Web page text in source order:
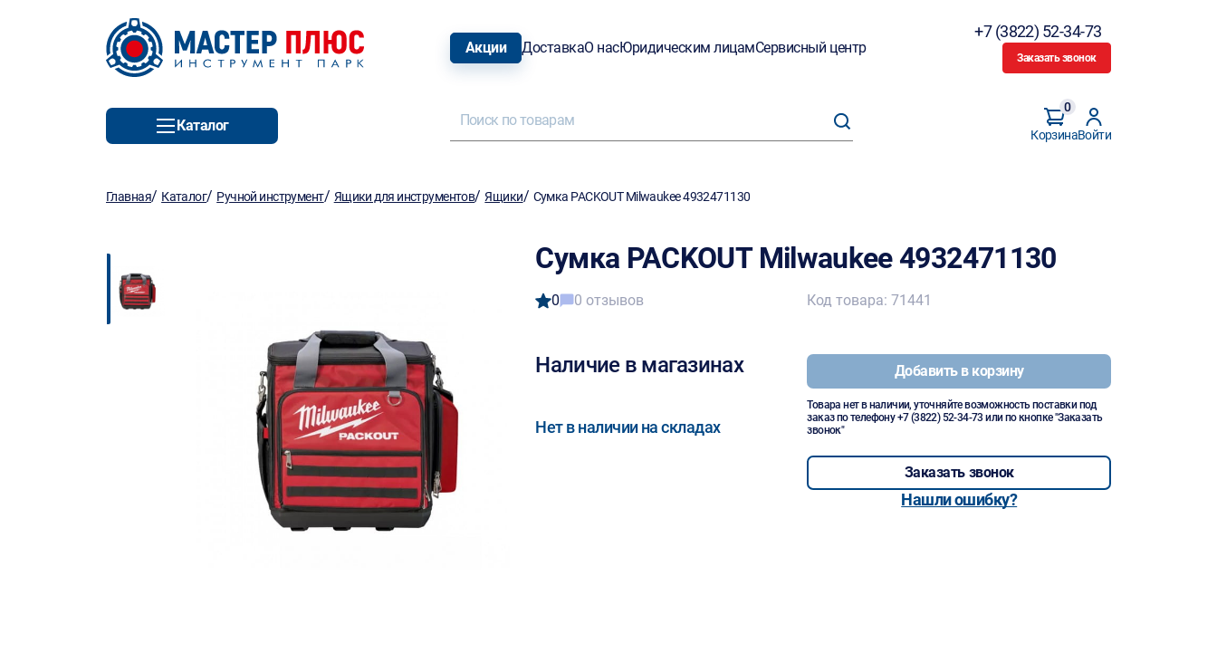
Акции ДоставкаО насЮридическим лицамСервисный центр
+7 (3822) 52-34-73
Заказать звонок
Каталог
Корзина
0
Войти
Главная/ Каталог/ Ручной инструмент/ Ящики для инструментов/Ящики/ Сумка PACKOUT Milwaukee 4932471130
Сумка PACKOUT Milwaukee 4932471130
0 0 отзывов
Наличие в магазинах
Нет в наличии на складах
Код товара: 71441
Добавить в корзину
Товара нет в наличии, уточняйте возможность поставки под
заказ по телефону+7 (3822) 52-34-73 или по кнопке "Заказать
звонок"
Заказать звонок
Нашли ошибку?